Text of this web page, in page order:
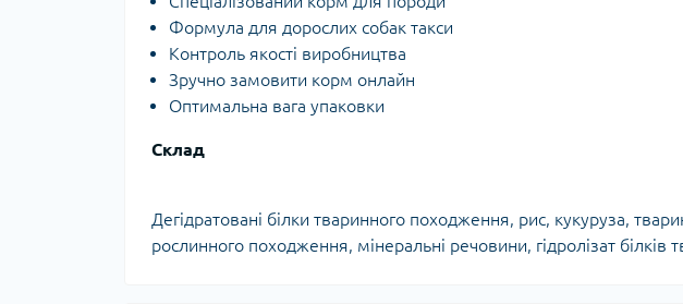
Формула для дорослих собак такси
Контроль якості виробництва
Зручно замовити корм онлайн
Оптимальна вага упаковки
Склад
Дегідратовані білки тваринного походження, рис, кукуруза,
рослинного походження, мінеральні речовини, гідролізат